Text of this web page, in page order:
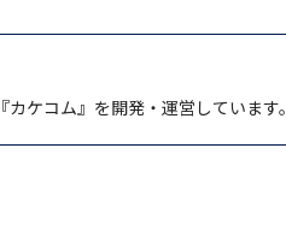
ケコム』を開発・運営しています。